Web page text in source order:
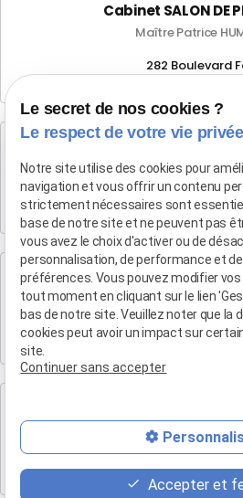
Cabinet SALON DE
Maître Patrice
282 Boulevard
Cabinet d'Aix-en-
Maître Patrice
4 rue du Quatre-
13100 AIX EN
Cabinet de
Maître Patrice
19 Bd Arthur
13015 MARSEILLE
Maître Patrice
Eden B, 1 bis Rue Antoine de
13700
Le secret de nos cookies ?
Le respect de votre vie privée
Notre site utilise des cookies pour
navigation et vous offrir un contenu
strictement nécessaires sont
base de notre site et ne peuvent pas
vous avez le choix d'activer ou de
personnalisation, de performance et
préférences. Vous pouvez modifier
tout moment en cliquant sur le lien
bas de notre site. Veuillez noter que la
cookies peut avoir un impact sur
site.
Continuer sans accepter
Accepter et